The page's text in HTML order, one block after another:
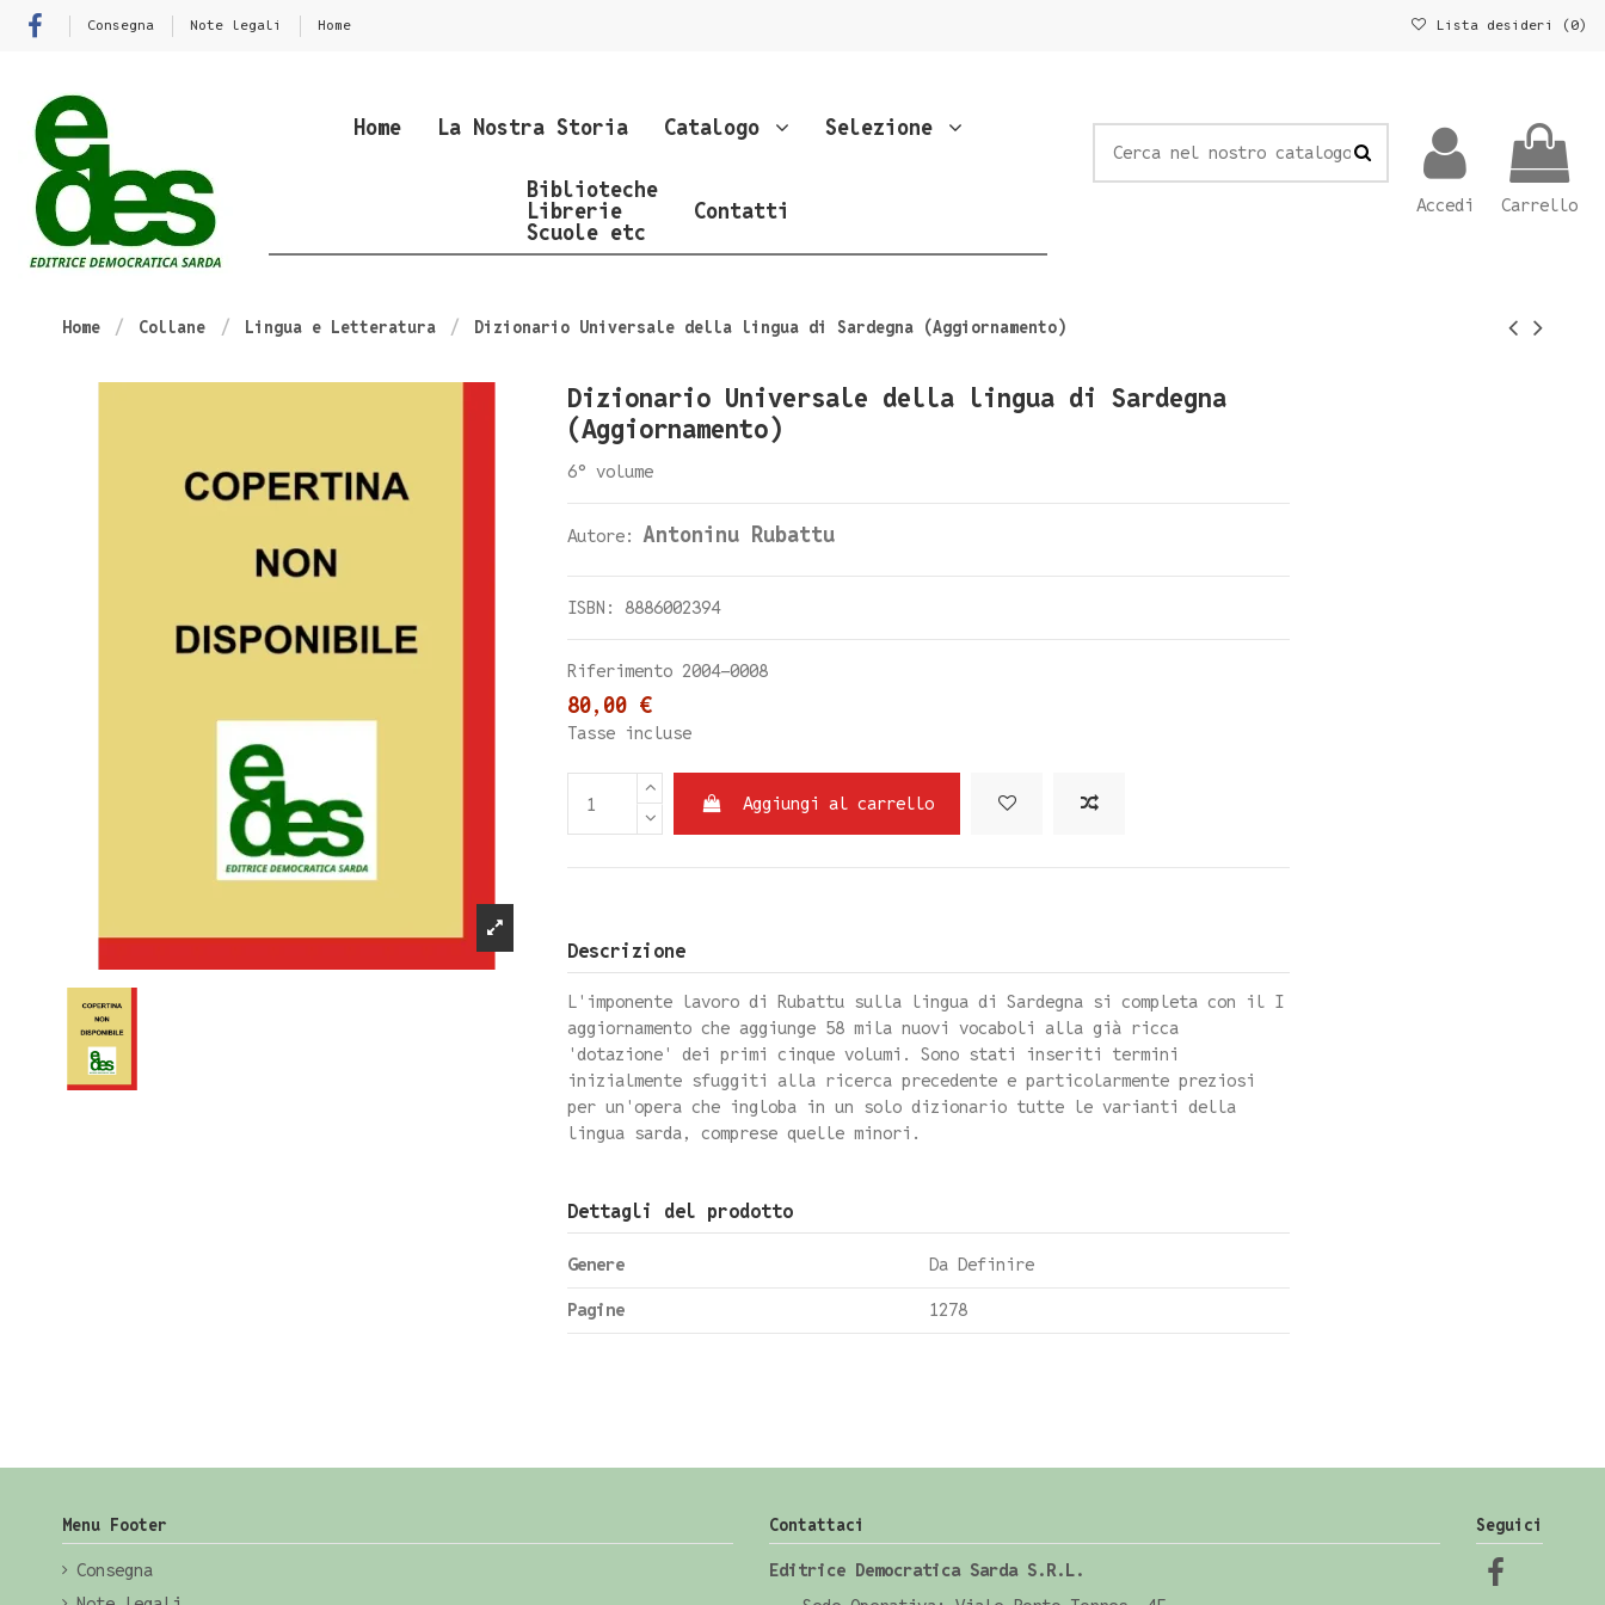
Consegna Note legali Home Lista desideri (0)
Home La Nostra Storia Catalogo Selezione
Biblioteche
Librerie
Scuole etc
Contatti Accedi Carrello
Home Collane Lingua e Letteratura Dizionario Universale della lingua di Sardegna (Aggiornamento)
Dizionario Universale della lingua di Sardegna
(Aggiornamento)
6° volume
Autore: Antoninu Rubattu
ISBN: 8886002394
Riferimento 2004-0008
80,00 €
Tasse incluse
Aggiungi al carrello
Descrizione
L'imponente lavoro di Rubattu sulla lingua di Sardegna si completa con il I
aggiornamento che aggiunge 58 mila nuovi vocaboli alla già ricca
'dotazione' dei primi cinque volumi. Sono stati inseriti termini
inizialmente sfuggiti alla ricerca precedente e particolarmente preziosi
per un'opera che ingloba in un solo dizionario tutte le varianti della
lingua sarda, comprese quelle minori.
Dettagli del prodotto
Genere
Da Definire
Pagine
1278
Menu Footer
Consegna
Contattaci
Editrice Democratica Sarda S.R.L.
Seguici